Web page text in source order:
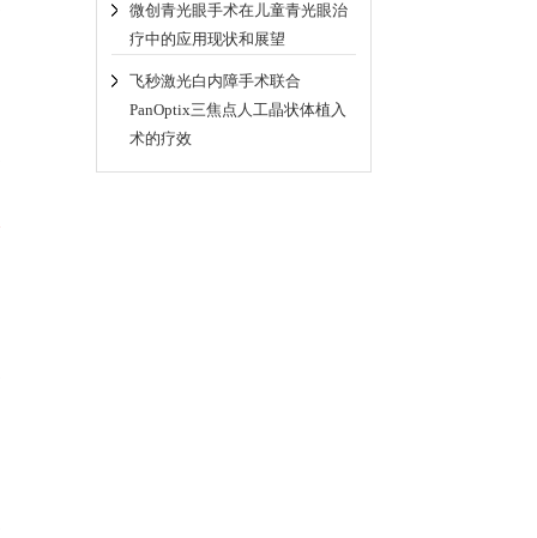
微创青光眼手术在儿童青光眼治
疗中的应用现状和展望
飞秒激光白内障手术联合
PanOptix三焦点人工晶状体植入
术的疗效